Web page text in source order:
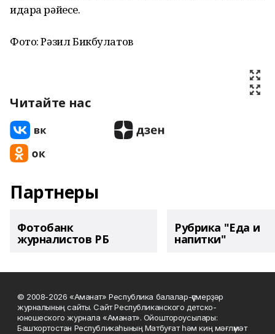
идара рәйесе.
Фото: Рәзил Бикбулатов
Читайте нас
Партнеры
Фотобанк
журналистов РБ
Рубрика "Еда и
напитки"
© 2008-2026 «Аманат» Республика балалар-үҫмерҙәр
журналының сайты. Сайт Республиканского детско-
юношеского журнала «Аманат». Ойоштороусылары:
Башҡортостан Республикаһының Матбуғат һәм киң мәғлүмәт